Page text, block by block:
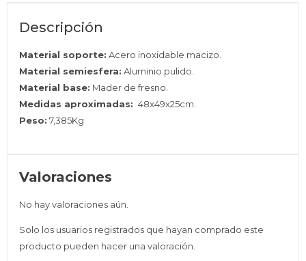
Descripción
Material soporte: Acero inoxidable macizo.
Material semiesfera: Aluminio pulido.
Material base: Mader de fresno.
Medidas aproximadas: 48x49x25cm.
Peso: 7,385Kg
Valoraciones
No hay valoraciones aún.
Solo los usuarios registrados que hayan comprado este
producto pueden hacer una valoración.